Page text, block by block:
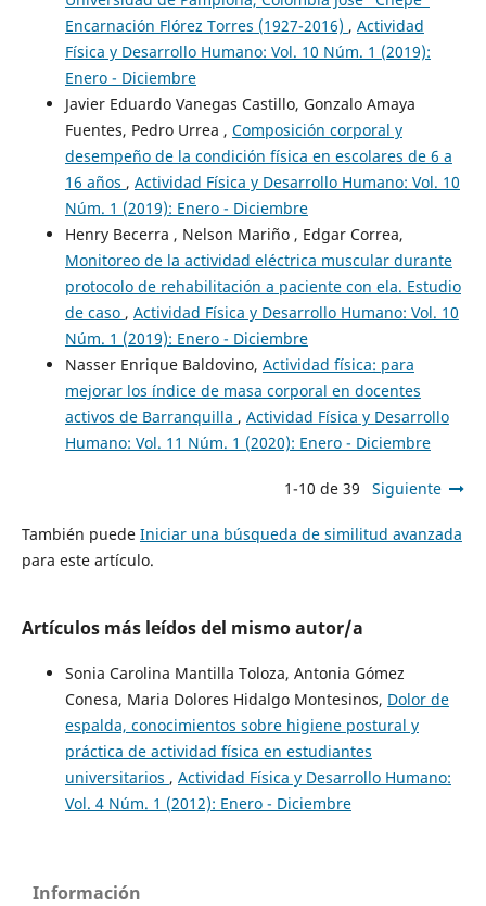
Encarnación Flórez Torres (1927-2016) , Actividad
Física y Desarrollo Humano: Vol. 10 Núm. 1 (2019):
Enero - Diciembre
Javier Eduardo Vanegas Castillo, Gonzalo Amaya
Fuentes, Pedro Urrea , Composición corporal y
desempeño de la condición física en escolares de 6 a
16 años , Actividad Física y Desarrollo Humano: Vol. 10
Núm. 1 (2019): Enero - Diciembre
Henry Becerra , Nelson Mariño , Edgar Correa,
Monitoreo de la actividad eléctrica muscular durante
protocolo de rehabilitación a paciente con ela. Estudio
de caso , Actividad Física y Desarrollo Humano: Vol. 10
Núm. 1 (2019): Enero - Diciembre
Nasser Enrique Baldovino, Actividad física: para
mejorar los índice de masa corporal en docentes
activos de Barranquilla , Actividad Física y Desarrollo
Humano: Vol. 11 Núm. 1 (2020): Enero - Diciembre
1-10 de 39 Siguiente
También puede Iniciar una búsqueda de similitud avanzada
para este artículo.
Artículos más leídos del mismo autor/a
Sonia Carolina Mantilla Toloza, Antonia Gómez
Conesa, Maria Dolores Hidalgo Montesinos, Dolor de
espalda, conocimientos sobre higiene postural y
práctica de actividad física en estudiantes
universitarios , Actividad Física y Desarrollo Humano:
Vol. 4 Núm. 1 (2012): Enero - Diciembre
Información